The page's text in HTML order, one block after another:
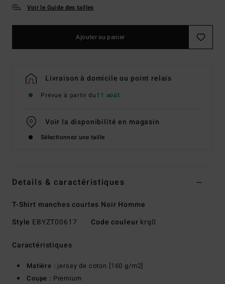
Voir le Guide des tailles
Ajouter au panier
Livraison à domicile ou point relais
Prévue à partir du11 août
Voir la disponibilité en magasin
Sélectionnez une taille
Details & caractéristiques
T-Shirt manches courtes Noir Homme
Style EBYZT00617 Code couleur krq0
Caractéristiques
Matière : jersey de coton [160 g/m2]
Coupe : Premium